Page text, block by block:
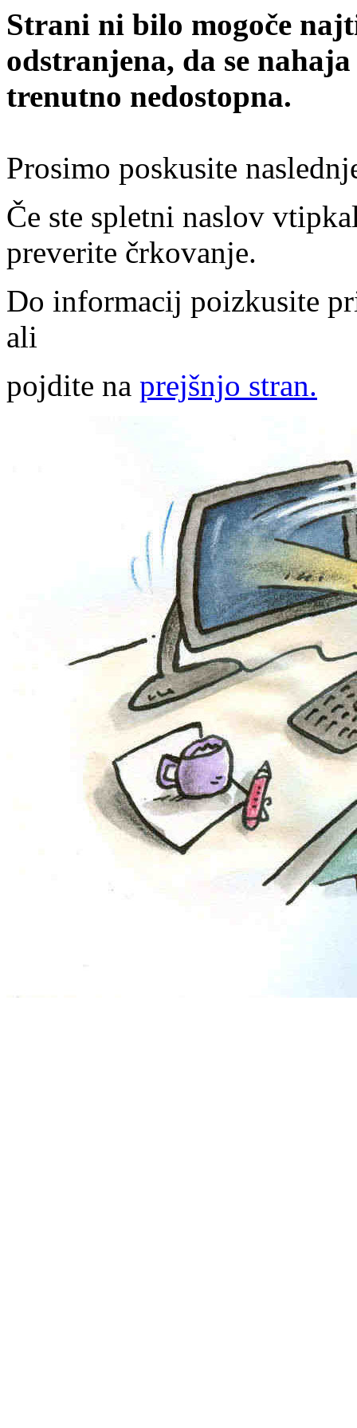
Strani ni bilo mogoče
odstranjena, da se
trenutno nedostopna.
Prosimo poskusite
Če ste spletni naslov
preverite črkovanje.
Do informacij poizkusite
ali
pojdite na prejšnjo stran.